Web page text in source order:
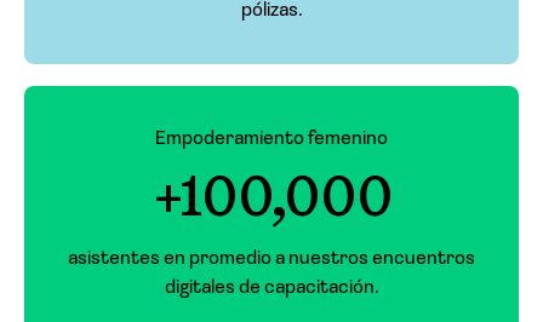
pólizas.
Empoderamiento femenino
+100,000
asistentes en promedio a nuestros encuentros
digitales de capacitación.